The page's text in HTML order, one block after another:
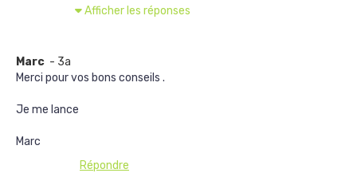
Afficher les réponses
Marc - 3a
Merci pour vos bons conseils .
Je me lance
Marc
Répondre